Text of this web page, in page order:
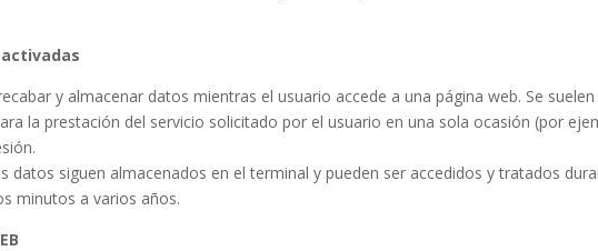
y almacenar datos mientras el usuario accede a una página web. Se
la prestación del servicio solicitado por el usuario en una sola ocasión (por
datos siguen almacenados en el terminal y pueden ser accedidos y tratados
minutos a varios años.